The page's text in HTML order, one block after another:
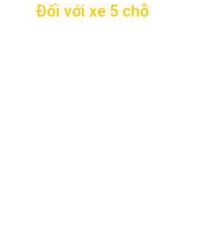
Đối với xe 5 chỗ